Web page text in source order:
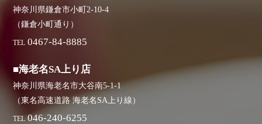
神奈川県鎌倉市小町2-10-4
（鎌倉小町通り）
TEL 0467-84-8885
■海老名SA上り店
神奈川県海老名市大谷南5-1-1
（東名高速道路 海老名SA上り線）
TEL 046-240-6255